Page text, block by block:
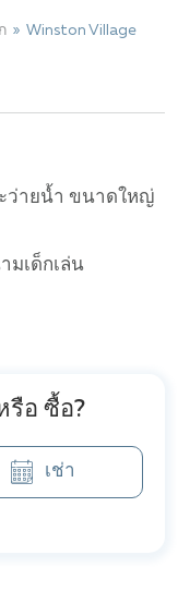
Winston Village
ว่ายน้ำ ขนาดใหญ่
มเด็กเล่น
รือ ซื้อ?
เช่า